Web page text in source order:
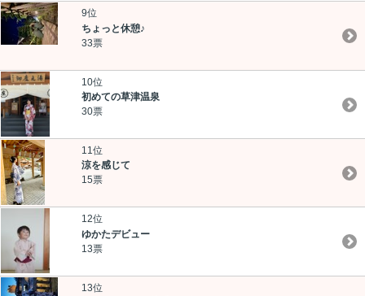
9位
ちょっと休憩♪
33票
10位
初めての草津温泉
30票
11位
涼を感じて
15票
12位
ゆかたデビュー
13票
13位